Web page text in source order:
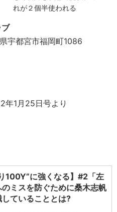
れが２個半使われる
宇都宮市福岡町1086
年1月25日号より
り100Y”に強くなる】#2「左
ミスを防ぐために桑木志帆
ていることとは?